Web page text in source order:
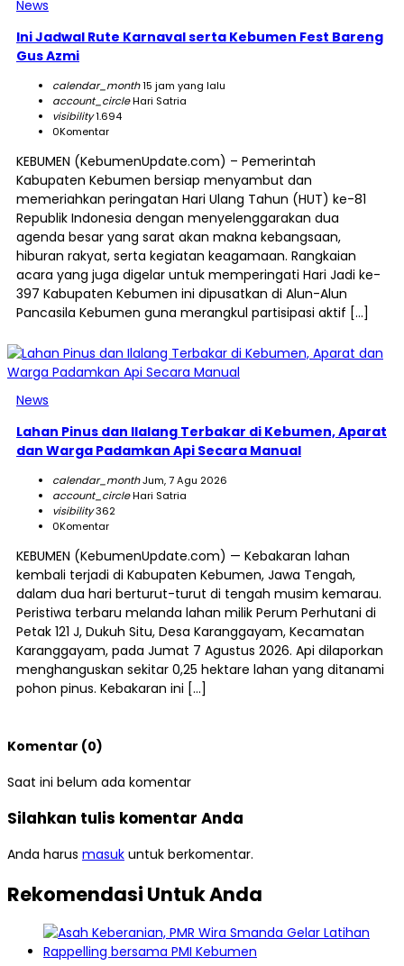
News
Ini Jadwal Rute Karnaval serta Kebumen Fest Bareng
Gus Azmi
calendar_month15 jam yang lalu
account_circleHari Satria
visibility1.694
0Komentar
KEBUMEN (KebumenUpdate.com) – Pemerintah
Kabupaten Kebumen bersiap menyambut dan
memeriahkan peringatan Hari Ulang Tahun (HUT) ke-81
Republik Indonesia dengan menyelenggarakan dua
agenda besar yang sarat akan makna kebangsaan,
hiburan rakyat, serta kegiatan keagamaan. Rangkaian
acara yang juga digelar untuk memperingati Hari Jadi ke-
397 Kabupaten Kebumen ini dipusatkan di Alun-Alun
Pancasila Kebumen guna merangkul partisipasi aktif […]
News
Lahan Pinus dan Ilalang Terbakar di Kebumen, Aparat
dan Warga Padamkan Api Secara Manual
calendar_monthJum, 7 Agu 2026
account_circleHari Satria
visibility362
0Komentar
KEBUMEN (KebumenUpdate.com) — Kebakaran lahan
kembali terjadi di Kabupaten Kebumen, Jawa Tengah,
dalam dua hari berturut-turut di tengah musim kemarau.
Peristiwa terbaru melanda lahan milik Perum Perhutani di
Petak 121 J, Dukuh Situ, Desa Karanggayam, Kecamatan
Karanggayam, pada Jumat 7 Agustus 2026. Api dilaporkan
menghanguskan sekitar 0,25 hektare lahan yang ditanami
pohon pinus. Kebakaran ini […]
Komentar (0)
Saat ini belum ada komentar
Silahkan tulis komentar Anda
Anda harus masuk untuk berkomentar.
Rekomendasi Untuk Anda